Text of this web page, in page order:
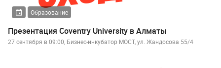
Образование
Презентация Coventry University в Алматы
27 сентября в 09:00, Бизнес-инкубатор МОСТ, ул. Жандосова 55/4